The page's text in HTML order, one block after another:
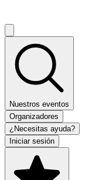
Nuestros eventos
Organizadores
¿Necesitas ayuda?
Iniciar sesión